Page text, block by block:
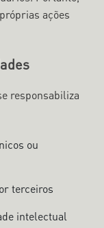
ações
responsabiliza
ou
terceiros
intelectual